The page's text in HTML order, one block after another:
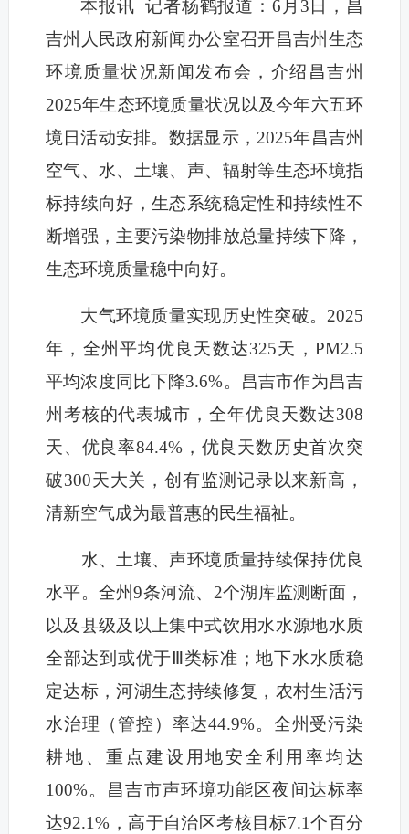
本报讯 记者杨鹤报道：6月3日，昌
吉州人民政府新闻办公室召开昌吉州生态
环境质量状况新闻发布会，介绍昌吉州
2025年生态环境质量状况以及今年六五环
境日活动安排。数据显示，2025年昌吉州
空气、水、土壤、声、辐射等生态环境指
标持续向好，生态系统稳定性和持续性不
断增强，主要污染物排放总量持续下降，
生态环境质量稳中向好。
大气环境质量实现历史性突破。2025
年，全州平均优良天数达325天，PM2.5
平均浓度同比下降3.6%。昌吉市作为昌吉
州考核的代表城市，全年优良天数达308
天、优良率84.4%，优良天数历史首次突
破300天大关，创有监测记录以来新高，
清新空气成为最普惠的民生福祉。
水、土壤、声环境质量持续保持优良
水平。全州9条河流、2个湖库监测断面，
以及县级及以上集中式饮用水水源地水质
全部达到或优于Ⅲ类标准；地下水水质稳
定达标，河湖生态持续修复，农村生活污
水治理（管控）率达44.9%。全州受污染
耕地、重点建设用地安全利用率均达
100%。昌吉市声环境功能区夜间达标率
达92.1%，高于自治区考核目标7.1个百分